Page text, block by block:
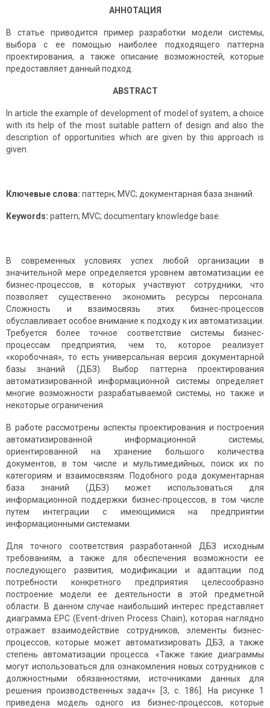
АННОТАЦИЯ
В статье приводится пример разработки модели системы,
выбора с ее помощью наиболее подходящего паттерна
проектирования, а также описание возможностей, которые
предоставляет данный подход.
ABSTRACT
In article the example of development of model of system, a choice
with its help of the most suitable pattern of design and also the
description of opportunities which are given by this approach is
given.
Ключевые слова: паттерн; MVC; документарная база знаний.
Keywords: pattern; MVC; documentary knowledge base.
В современных условиях успех любой организации в
значительной мере определяется уровнем автоматизации ее
бизнес-процессов, в которых участвуют сотрудники, что
позволяет существенно экономить ресурсы персонала.
Сложность и взаимосвязь этих бизнес-процессов
обуславливает особое внимание к подходу к их автоматизации.
Требуется более точное соответствие системы бизнес-
процессам предприятия, чем то, которое реализует
«коробочная», то есть универсальная версия документарной
базы знаний (ДБЗ). Выбор паттерна проектирования
автоматизированной информационной системы определяет
многие возможности разрабатываемой системы, но также и
некоторые ограничения.
В работе рассмотрены аспекты проектирования и построения
автоматизированной информационной системы,
ориентированной на хранение большого количества
документов, в том числе и мультимедийных, поиск их по
категориям и взаимосвязям. Подобного рода документарная
база знаний (ДБЗ) может использоваться для
информационной поддержки бизнес-процессов, в том числе
путем интеграции с имеющимися на предприятии
информационными системами.
Для точного соответствия разработанной ДБЗ исходным
требованиям, а также для обеспечения возможности ее
последующего развития, модификации и адаптации под
потребности конкретного предприятия целесообразно
построение модели ее деятельности в этой предметной
области. В данном случае наибольший интерес представляет
диаграмма EPC (Event-driven Process Chain), которая наглядно
отражает взаимодействие сотрудников, элементы бизнес-
процессов, которые может автоматизировать ДБЗ, а также
степень автоматизации процесса. «Также такие диаграммы
могут использоваться для ознакомления новых сотрудников с
должностными обязанностями, источниками данных для
решения производственных задач» [3, с. 186]. На рисунке 1
приведена модель одного из бизнес-процессов, которые